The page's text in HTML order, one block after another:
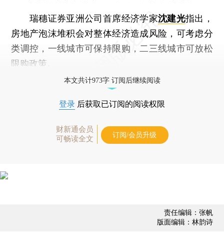
瑞穗证券亚洲公司首席经济学家沈建光指出，
房地产泡沫堆积会对整体经济造成风险，可考虑分
类调控，一线城市可保持限购，二三线城市可放松
限购政策。
本文共计973字 订阅后继续阅读
登录 后获取已订阅的阅读权限
财新通会员
可畅读全文
订阅/会员升级
责任编辑：张帆
版面编辑：林韵诗